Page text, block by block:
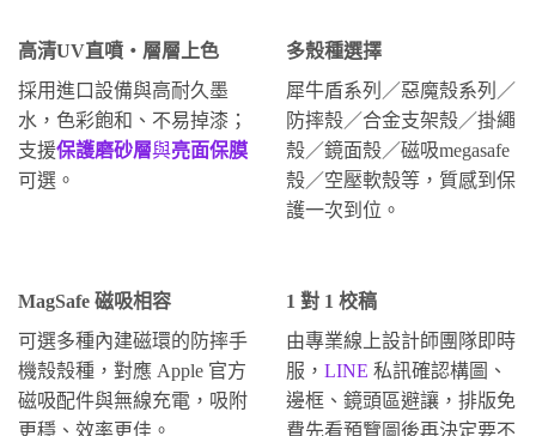
高清UV直噴・層層上色
採用進口設備與高耐久墨
水，色彩飽和、不易掉漆；
支援保護磨砂層與亮面保膜
可選。
多殼種選擇
犀牛盾系列／惡魔殼系列／
防摔殼／合金支架殼／掛繩
殼／鏡面殼／磁吸megasafe
殼／空壓軟殼等，質感到保
護一次到位。
MagSafe 磁吸相容
可選多種內建磁環的防摔手
機殼殼種，對應 Apple 官方
磁吸配件與無線充電，吸附
更穩、效率更佳。
1 對 1 校稿
由專業線上設計師團隊即時
服， LINE 私訊確認構圖、
邊框、鏡頭區避讓，排版免
費先看預覽圖後再決定要不